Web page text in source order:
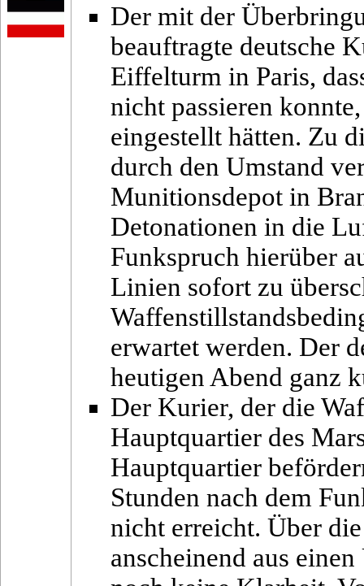
Der mit der
beauftragte deutsche
Eiffelturm in Paris,
nicht passieren
eingestellt hätten. Zu
durch den Umstand
Munitionsdepot in
Detonationen in die
Funkspruch hierüber
Linien sofort zu
erwartet werden. Der
heutigen Abend ganz
Der Kurier, der die
Hauptquartier des
Hauptquartier
Stunden nach dem
nicht erreicht. Über
anscheinend aus